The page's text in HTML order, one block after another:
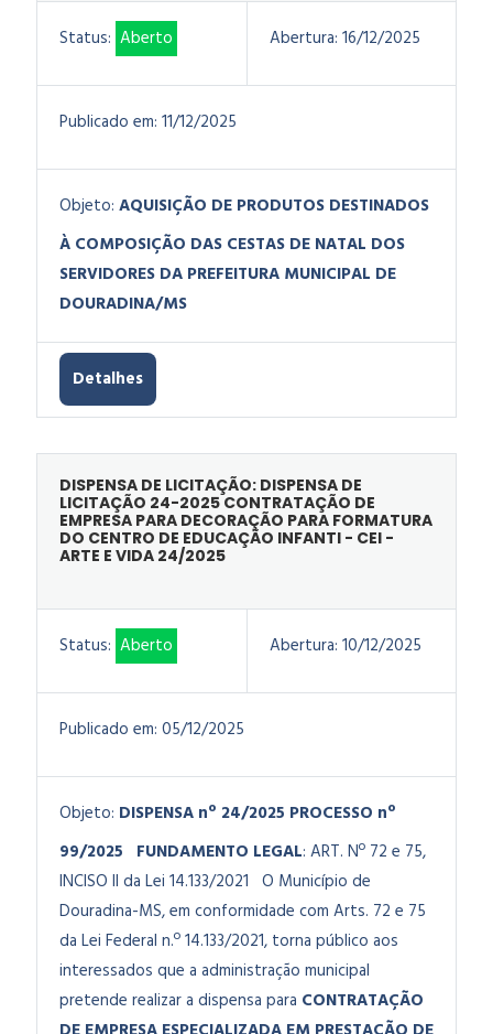
Status: Aberto Abertura: 16/12/2025
Publicado em: 11/12/2025
Objeto: AQUISIÇÃO DE PRODUTOS DESTINADOS
À COMPOSIÇÃO DAS CESTAS DE NATAL DOS
SERVIDORES DA PREFEITURA MUNICIPAL DE
DOURADINA/MS
Detalhes
DISPENSA DE LICITAÇÃO: DISPENSA DE
LICITAÇÃO 24-2025 CONTRATAÇÃO DE
EMPRESA PARA DECORAÇÃO PARA FORMATURA
DO CENTRO DE EDUCAÇÃO INFANTI - CEI -
ARTE E VIDA 24/2025
Status: Aberto Abertura: 10/12/2025
Publicado em: 05/12/2025
Objeto: DISPENSA nº 24/2025 PROCESSO nº
99/2025 FUNDAMENTO LEGAL: ART. Nº 72 e 75,
INCISO II da Lei 14.133/2021 O Município de
Douradina-MS, em conformidade com Arts. 72 e 75
da Lei Federal n.º 14.133/2021, torna público aos
interessados que a administração municipal
pretende realizar a dispensa para CONTRATAÇÃO